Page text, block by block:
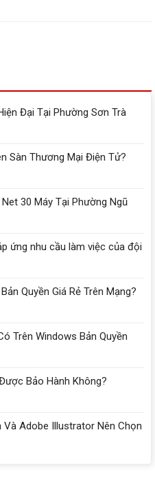
Đại Tại Phường Sơn Trà
Sàn Thương Mại Điện Tử?
30 Máy Tại Phường Ngũ
ứng nhu cầu làm việc của đội
Quyền Giá Rẻ Trên Mạng?
Trên Windows Bản Quyền
Bảo Hành Không?
Và Adobe Illustrator Nên Chọn